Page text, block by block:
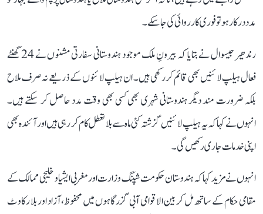
مدد درکار ہو تو فوری کارروائی کی جا سکے۔
رندھیر جیسوال نے بتایا کہ بیرونِ ملک موجود ہندوستانی سفارتی مشنوں نے 24 گھنٹے
فعال ہیلپ لائنیں بھی قائم کر رکھی ہیں۔ ان ہیلپ لائنوں کے ذریعے نہ صرف ملاح
بلکہ ضرورت مند دیگر ہندوستانی شہری بھی کسی بھی وقت مدد حاصل کر سکتے ہیں۔
انہوں نے کہا کہ یہ ہیلپ لائنیں گزشتہ کئی ماہ سے بلا تعطل کام کر رہی ہیں اور آئندہ بھی
اپنی خدمات جاری رکھیں گی۔
انہوں نے مزید کہا کہ ہندوستان حکومت شپنگ وزارت اور مغربی ایشیا و خلیجی ممالک کے
مقامی حکام کے ساتھ مل کر بین الاقوامی آبی گزرگاہوں میں محفوظ، آزاد اور بلا رکاوٹ